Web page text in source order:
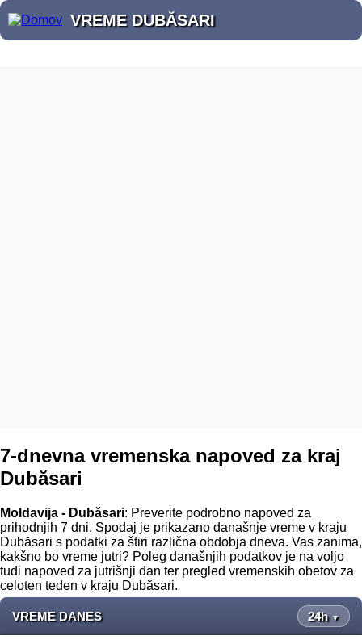
VREME DUBĂSARI
7-dnevna vremenska napoved za kraj
Dubăsari
Moldavija - Dubăsari: Preverite podrobno napoved za
prihodnjih 7 dni. Spodaj je prikazano današnje vreme v kraju
Dubăsari s podatki za štiri različna obdobja dneva. Vas zanima,
kakšno bo vreme jutri? Poleg današnjih podatkov je na voljo
tudi napoved za jutrišnji dan ter pregled vremenskih obetov za
celoten teden v kraju Dubăsari.
VREME DANES 24h ▼